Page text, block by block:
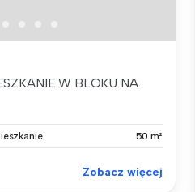
W BLOKU NA
50 m²
Zobacz więcej